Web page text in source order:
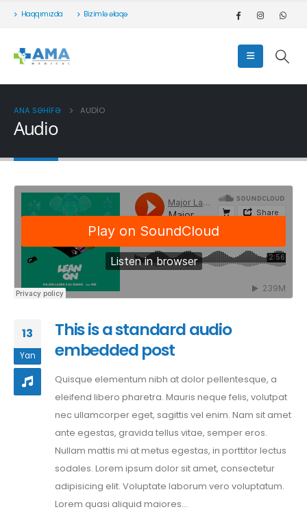
Haqqımızda Bizimlə əlaqə
ANA SƏHIFƏ AUDIO
Audio
13
Yan
This is a standard audio
embedded post
Quisque elementum nibh at dolor pellentesque, a
eleifend libero pharetra. Mauris neque felis, volutpat
nec ullamcorper eget, sagittis vel enim. Nam sit amet
ante egestas, gravida tellus vitae, semper eros.
Nullam mattis mi at metus egestas, in porttitor lectus
sodales. Lorem ipsum dolor sit amet, consectetur
adipisicing elit. Voluptate laborum vero voluptatum.
Lorem quasi aliquid maiores...